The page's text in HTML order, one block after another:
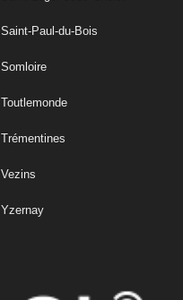
Saint-Paul-du-Bois
Somloire
Toutlemonde
Trémentines
Vezins
Yzernay